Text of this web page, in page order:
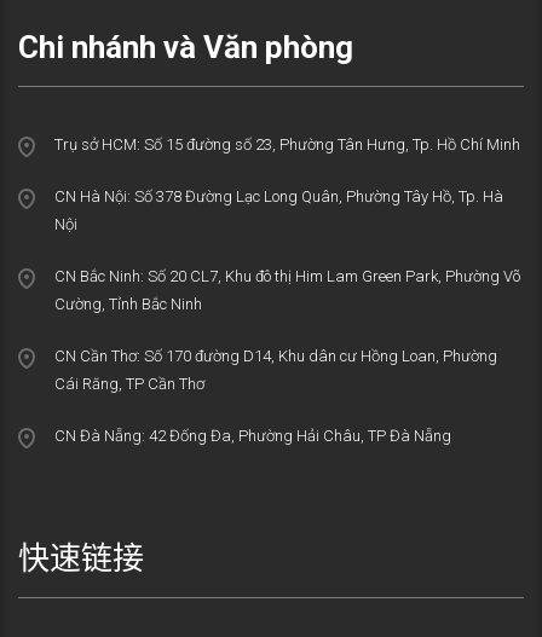
Chi nhánh và Văn phòng
Trụ sở HCM: Số 15 đường số 23, Phường Tân Hưng, Tp. Hồ Chí Minh
CN Hà Nội: Số 378 Đường Lạc Long Quân, Phường Tây Hồ, Tp. Hà
Nội
CN Bắc Ninh: Số 20 CL7, Khu đô thị Him Lam Green Park, Phường Võ
Cường, Tỉnh Bắc Ninh
CN Cần Thơ: Số 170 đường D14, Khu dân cư Hồng Loan, Phường
Cái Răng, TP Cần Thơ
CN Đà Nẵng: 42 Đống Đa, Phường Hải Châu, TP Đà Nẵng
快速链接